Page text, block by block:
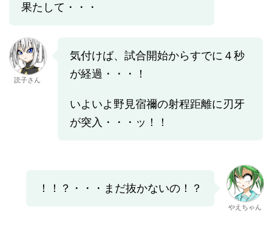
果たして・・・
読子さん
気付けば、試合開始からすでに４秒
が経過・・・！
いよいよ野見宿禰の射程距離に刃牙
が突入・・・ッ！！
！！？・・・まだ抜かないの！？
やえちゃん